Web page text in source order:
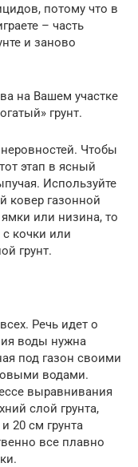
потому что в
– часть
и заново
на Вашем участке
грунт.
Чтобы
этап в ясный
Используйте
ковер газонной
или низина, то
кочки или
грунт.
Речь идет о
воды нужна
под газон своими
водами.
выравнивания
слой грунта,
20 см грунта
все плавно